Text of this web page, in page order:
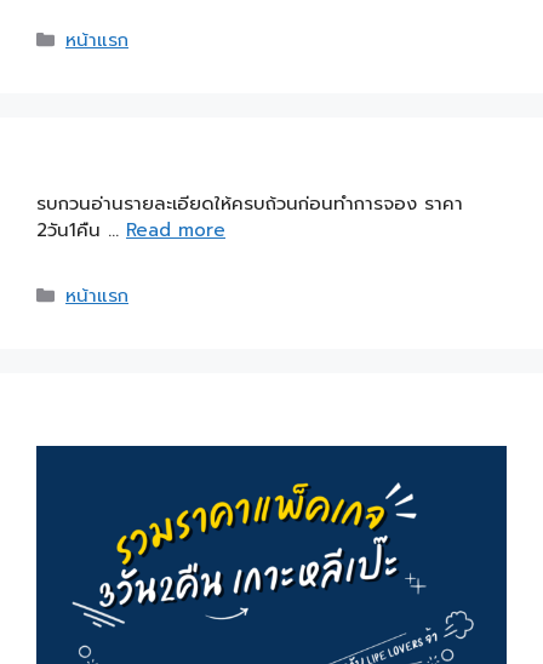
หน้าแรก
รบกวนอ่านรายละเอียดให้ครบถ้วนก่อนทำการจอง ราคา
2วัน1คืน … Read more
หน้าแรก